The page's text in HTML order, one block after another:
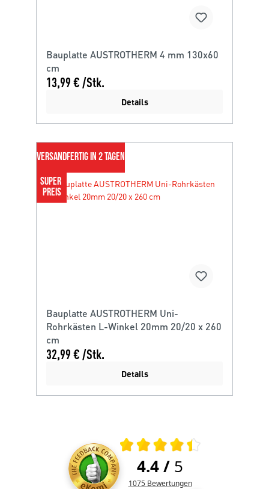
Bauplatte AUSTROTHERM 4 mm 130x60
cm
13,99 € /Stk.
Details
VERSANDFERTIG IN 2 TAGEN
SUPER
PREIS
Bauplatte AUSTROTHERM Uni-
Rohrkästen L-Winkel 20mm 20/20 x 260
cm
32,99 € /Stk.
Details
Kundenbewertungen und
Durchschnittliche Bewertung 4.4
4.4/ 5
1075 Bewertungen